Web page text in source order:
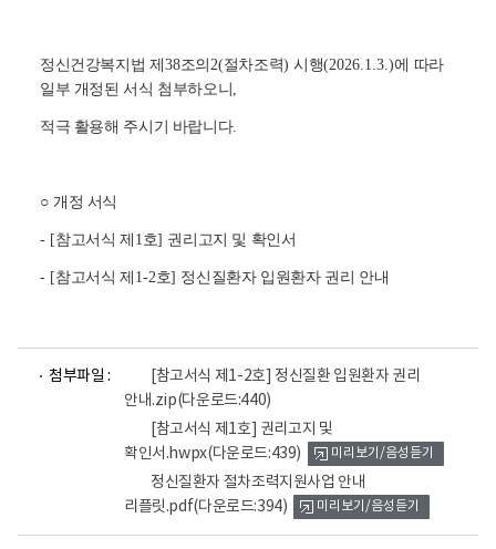
정신건강복지법 제 38조의 2(절차조력)시행(2026.1.3.)에 따라
일부 개정된 서식 첨부하오니 ,
적극 활용해 주시기 바랍니다.
○ 개정 서식
- [참고서식 제 1호] 권리고지 및 확인서
- [참고서식 제 1-2호] 정신질환자 입원환자 권리 안내
첨부파일 :
[참고서식 제1-2호] 정신질환 입원환자 권리
안내.zip(다운로드:440)
[참고서식 제1호] 권리고지 및
확인서.hwpx(다운로드:439) 미리보기/음성듣기
정신질환자 절차조력지원사업 안내
리플릿.pdf(다운로드:394) 미리보기/음성듣기